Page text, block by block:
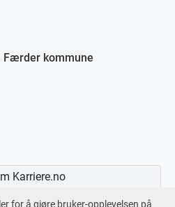
for å gjøre bruker-opplevelsen på
Færder kommune
Karriere.no